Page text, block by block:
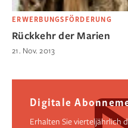
ERWERBUNGSFÖRDERUNG
Rückkehr der Marien
21. Nov. 2013
Digitale
Erhalten Sie vierteljährlich